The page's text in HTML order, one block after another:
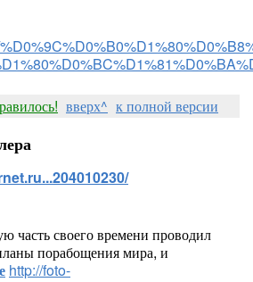
вверх^ к полной версии
часть своего времени проводил
порабощения мира, и
http://foto-